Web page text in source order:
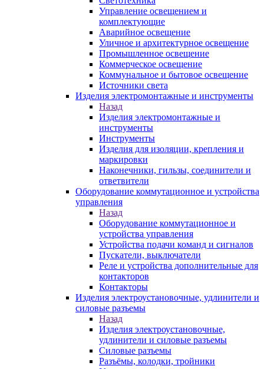
Управление освещением и
комплектующие
Аварийное освещение
Уличное и архитектурное освещение
Промышленное освещение
Коммерческое освещение
Коммунальное и бытовое освещение
Источники света
Изделия электромонтажные и инструменты
Назад
Изделия электромонтажные и
инструменты
Инструменты
Изделия для изоляции, крепления и
маркировки
Наконечники, гильзы, соединители и
ответвители
Оборудование коммутационное и устройства
управления
Назад
Оборудование коммутационное и
устройства управления
Устройства подачи команд и сигналов
Пускатели, выключатели
Реле и устройства дополнительные для
контакторов
Контакторы
Изделия электроустановочные, удлинители и
силовые разъемы
Назад
Изделия электроустановочные,
удлинители и силовые разъемы
Силовые разъемы
Разъёмы, колодки, тройники